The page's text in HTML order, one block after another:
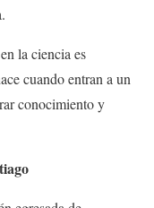
la ciencia es
cuando entran a un
conocimiento y